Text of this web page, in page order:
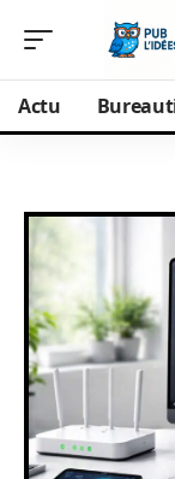
Actu